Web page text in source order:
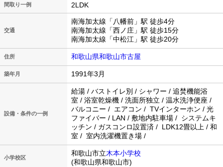
間取り一例 2LDK
交通
南海加太線「八幡前」駅 徒歩4分
南海加太線「西ノ庄」駅 徒歩15分
南海加太線「中松江」駅 徒歩20分
住所 和歌山県和歌山市古屋
築年月 1991年3月
設備・条件の一例
給湯 / バストイレ別 / シャワー / 追焚機能浴
室 / 浴室乾燥機 / 洗面所独立 / 温水洗浄便座 /
バルコニー / エアコン / TVインターホン / 光
ファイバー / LAN / 敷地内駐車場 / システムキ
ッチン / ガスコンロ設置済 / LDK12畳以上 / 和
室 / 室内洗濯機置き場 /
小学校区
和歌山市立木本小学校
(和歌山県和歌山市)